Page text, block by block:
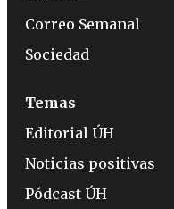
Correo Semanal
Sociedad
Temas
Editorial ÚH
Noticias positivas
Pódcast ÚH